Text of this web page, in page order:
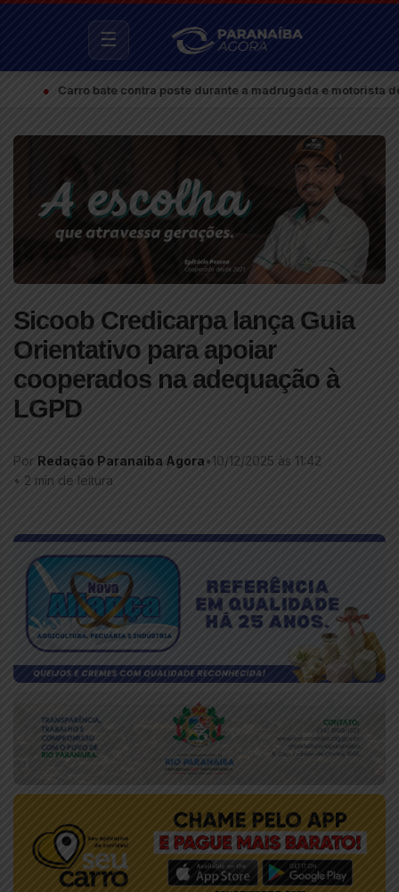
☰
Carro bate contra poste durante a madrugada e motorista deixa o
Sicoob Credicarpa lança Guia
Orientativo para apoiar
cooperados na adequação à
LGPD
Por Redação Paranaíba Agora•10/12/2025 às 11:42
• 2 min de leitura